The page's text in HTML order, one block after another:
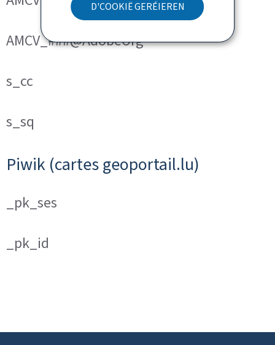
D'COOKIË GERÉIEREN
AMCV_###@AdobeOrg
s_cc
s_sq
Piwik (cartes geoportail.lu)
_pk_ses
_pk_id